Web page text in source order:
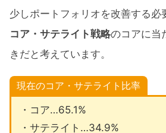
少しポートフォリオを改善する必
コア・サテライト戦略のコアに当
きだと考えています。
現在のコア・サテライト比率
・コア…65.1%
・サテライト…34.9%